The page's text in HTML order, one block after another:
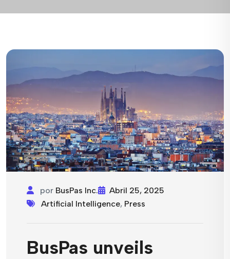
por BusPas Inc.
Abril 25, 2025
Artificial Intelligence, Press
BusPas unveils